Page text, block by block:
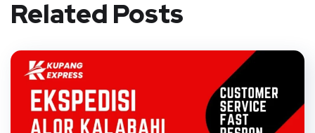
Related Posts